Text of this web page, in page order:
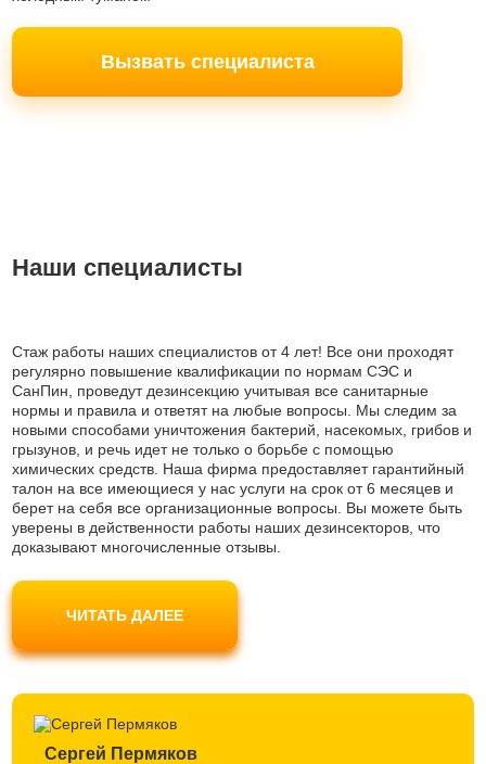
Вызвать специалиста
Наши специалисты
Стаж работы наших специалистов от 4 лет! Все они проходят
регулярно повышение квалификации по нормам СЭС и
СанПин, проведут дезинсекцию учитывая все санитарные
нормы и правила и ответят на любые вопросы. Мы следим за
новыми способами уничтожения бактерий, насекомых, грибов и
грызунов, и речь идет не только о борьбе с помощью
химических средств. Наша фирма предоставляет гарантийный
талон на все имеющиеся у нас услуги на срок от 6 месяцев и
берет на себя все организационные вопросы. Вы можете быть
уверены в действенности работы наших дезинсекторов, что
доказывают многочисленные отзывы.
Наши мастера используют только современные препараты
безопасные для людей и домашних животных, не являются
токсичными и одобрены Роспотребнадзором. Вы можете не
ЧИТАТЬ ДАЛЕЕ
Сергей Пермяков